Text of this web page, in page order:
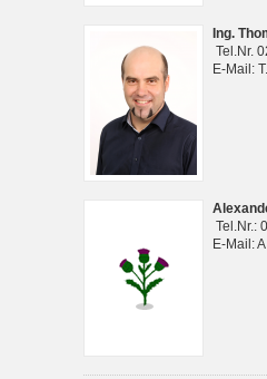
Ing.
Tel.Nr.
E-Mail:
Tel.Nr.:
E-Mail: